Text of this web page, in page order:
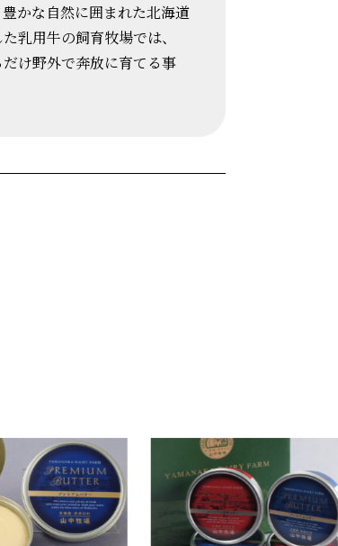
かな自然に囲まれた北海道
乳用牛の飼育牧場では、
け野外で奔放に育てる事